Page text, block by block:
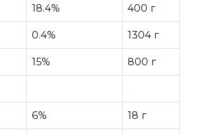
18.4% 400 г
0.4% 1304 г
15% 800 г
6% 18 г